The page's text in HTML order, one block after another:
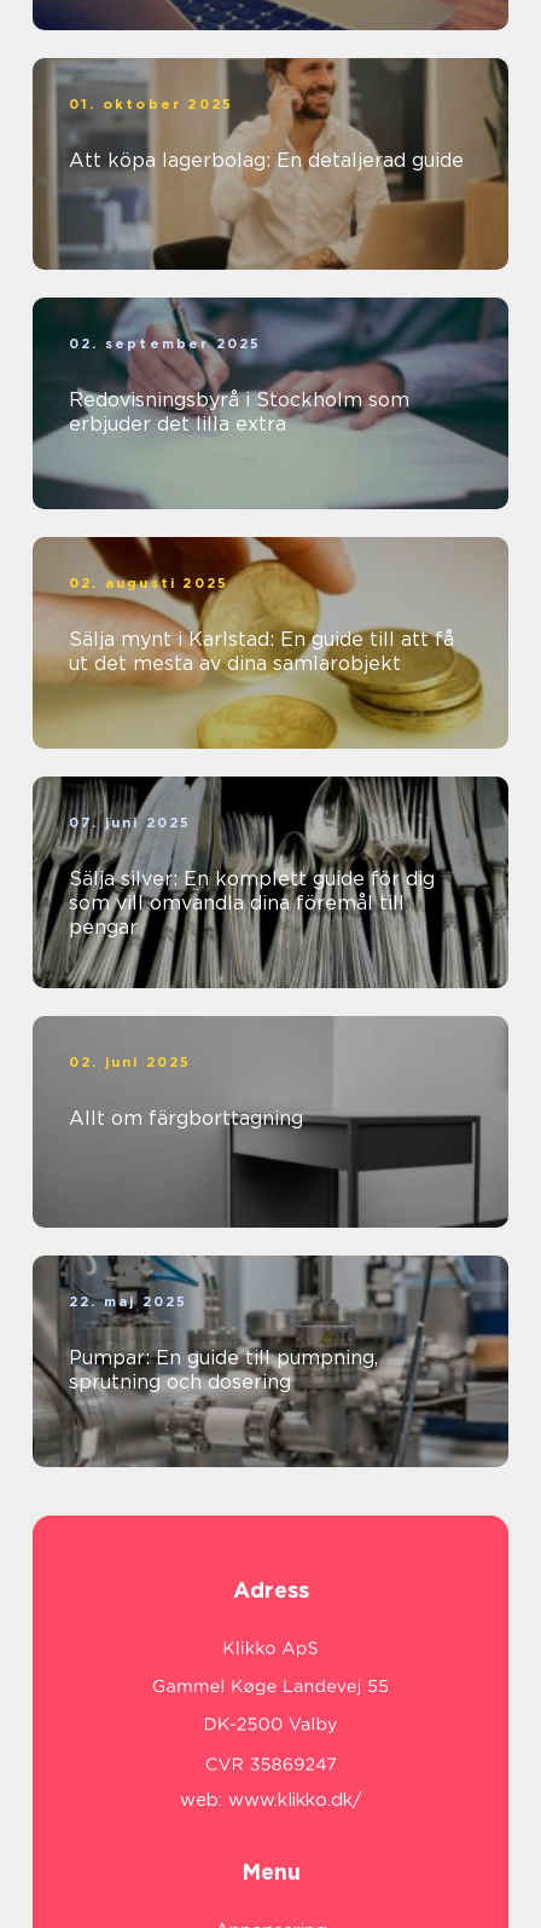
01. oktober 2025
Att köpa lagerbolag: En detaljerad guide
02. september 2025
Redovisningsbyrå i Stockholm som
erbjuder det lilla extra
02. augusti 2025
Sälja mynt i Karlstad: En guide till att få
ut det mesta av dina samlarobjekt
07. juni 2025
Sälja silver: En komplett guide för dig
som vill omvandla dina föremål till
pengar
02. juni 2025
Allt om färgborttagning
22. maj 2025
Pumpar: En guide till pumpning,
sprutning och dosering
Adress
web: www.klikko.dk/
Menu